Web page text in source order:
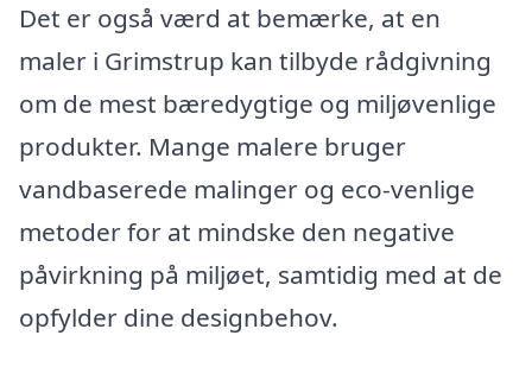
Det er også værd at bemærke, at en
maler i Grimstrup kan tilbyde rådgivning
om de mest bæredygtige og miljøvenlige
produkter. Mange malere bruger
vandbaserede malinger og eco-venlige
metoder for at mindske den negative
påvirkning på miljøet, samtidig med at de
opfylder dine designbehov.